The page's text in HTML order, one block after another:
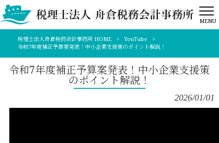
MENU
税理士法人舟倉税務会計事務所 HOME > YouTube
>
令和7年度補正予算案発表！中小企業支援策のポイント解説！
令和7年度補正予算案発表！中小企業支援策
のポイント解説！
2026/01/01